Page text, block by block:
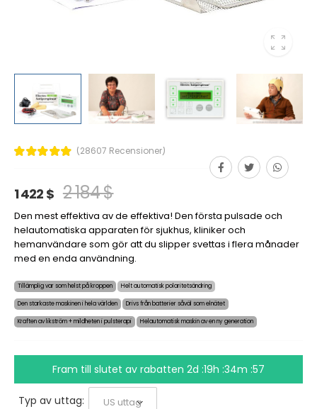
(28607 Recensioner)
1 422 $ 2 184 $
Den mest effektiva av de effektiva! Den första pulsade och
helautomatiska apparaten för sjukhus, kliniker och
hemanvändare som gör att du slipper svettas i flera månader
med en enda användning.
Tillämplig var som helst på kroppen Helt automatisk polaritetsändring
Den starkaste maskinen i hela världen Drivs från batterier såväl som elnätet
Kraften av likström + mildheten i pulsterapi Helautomatisk maskin av en ny generation
Fram till slutet av rabatten 2d :19h :34m :57
Typ av uttag: